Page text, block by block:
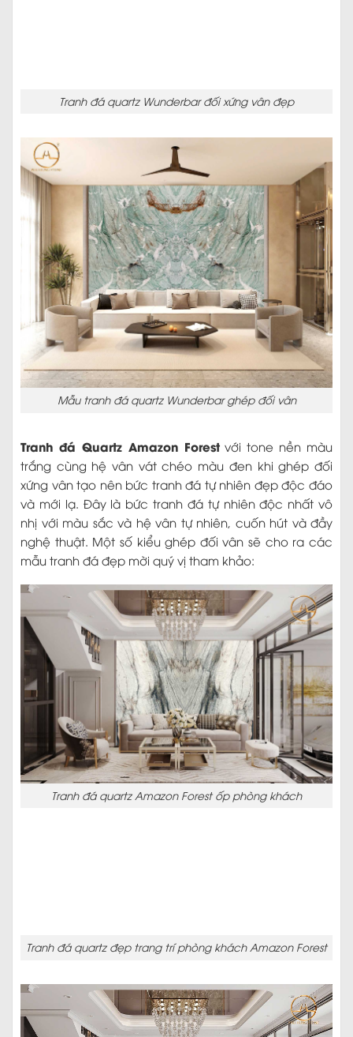
Tranh đá quartz Wunderbar đối xứng vân đẹp
Mẫu tranh đá quartz Wunderbar ghép đối vân
Tranh đá Quartz Amazon Forestvới tone nền màu
trắng cùng hệ vân vát chéo màu đen khi ghép đối
xứng vân tạo nên bức tranh đá tự nhiên đẹp độc đáo
và mới lạ. Đây là bức tranh đá tự nhiên độc nhất vô
nhị với màu sắc và hệ vân tự nhiên, cuốn hút và đầy
nghệ thuật. Một số kiểu ghép đối vân sẽ cho ra các
mẫu tranh đá đẹp mời quý vị tham khảo:
Tranh đá quartz Amazon Forest ốp phòng khách
Tranh đá quartz đẹp trang trí phòng khách Amazon Forest